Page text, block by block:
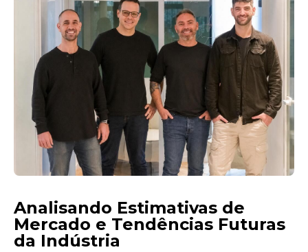
Analisando Estimativas de
Mercado e Tendências Futuras
da Indústria